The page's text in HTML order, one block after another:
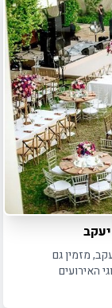
מזמין גם
האירועים